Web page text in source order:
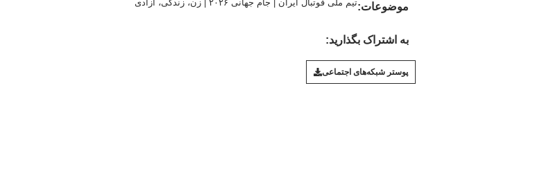
موضوعات:تیم ملی فوتبال ایران | جام جهانی ۲۰۲۶ |زن، زندگی، آزادی
به اشتراک بگذارید:
پوستر شبکه‌های اجتماعی